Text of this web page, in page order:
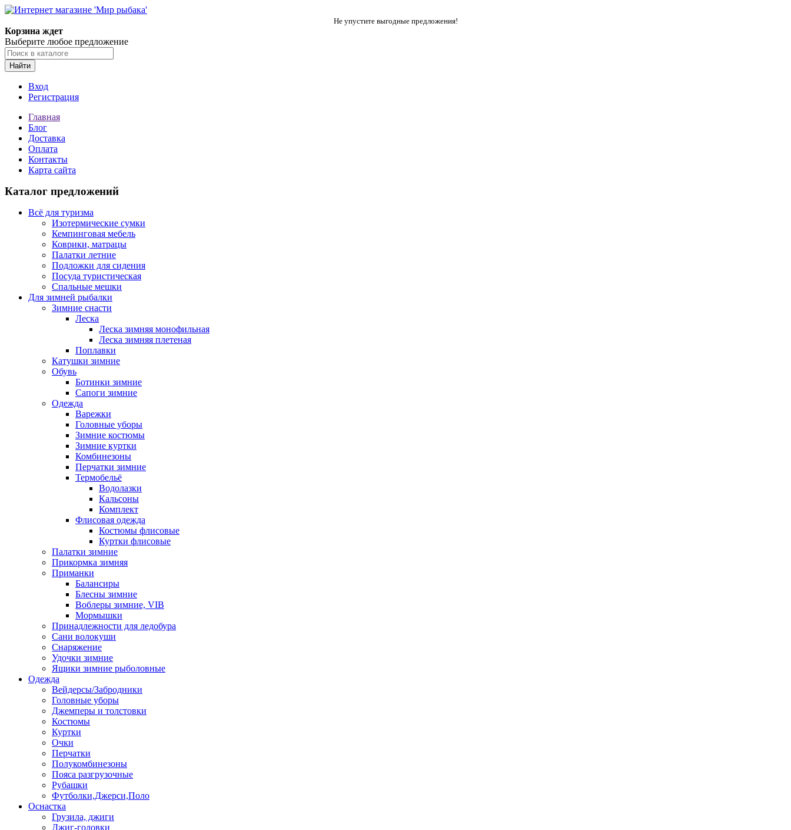
Не упустите выгодные предложения!
Корзина ждет
Выберите любое предложение
Найти
Вход
Регистрация
Главная
Блог
Доставка
Оплата
Контакты
Карта сайта
Каталог предложений
Всё для туризма
Изотермические сумки
Кемпинговая мебель
Коврики, матрацы
Палатки летние
Подложки для сидения
Посуда туристическая
Спальные мешки
Для зимней рыбалки
Зимние снасти
Леска
Леска зимняя монофильная
Леска зимняя плетеная
Поплавки
Катушки зимние
Обувь
Ботинки зимние
Сапоги зимние
Одежда
Варежки
Головные уборы
Зимние костюмы
Зимние куртки
Комбинезоны
Перчатки зимние
Термобельё
Водолазки
Кальсоны
Комплект
Флисовая одежда
Костюмы флисовые
Куртки флисовые
Палатки зимние
Прикормка зимняя
Приманки
Балансиры
Блесны зимние
Воблеры зимние, VIB
Мормышки
Принадлежности для ледобура
Сани волокуши
Снаряжение
Удочки зимние
Ящики зимние рыболовные
Одежда
Вейдерсы/Забродники
Головные уборы
Джемперы и толстовки
Костюмы
Куртки
Очки
Перчатки
Полукомбинезоны
Пояса разгрузочные
Рубашки
Футболки,Джерси,Поло
Оснастка
Грузила, джиги
Джиг-головки